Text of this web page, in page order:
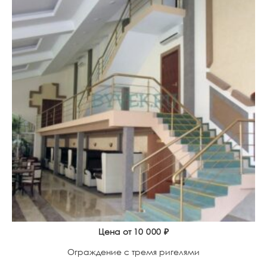
Цена от 10 000 ₽
Ограждение с тремя ригелями